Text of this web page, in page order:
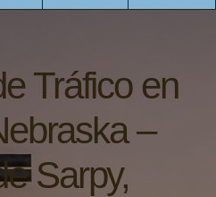
Tráfico en
–
Sarpy,